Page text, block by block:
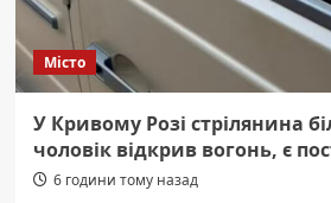
Місто
У Кривому Розі стрілянина
чоловік відкрив вогонь, є
6 години тому назад